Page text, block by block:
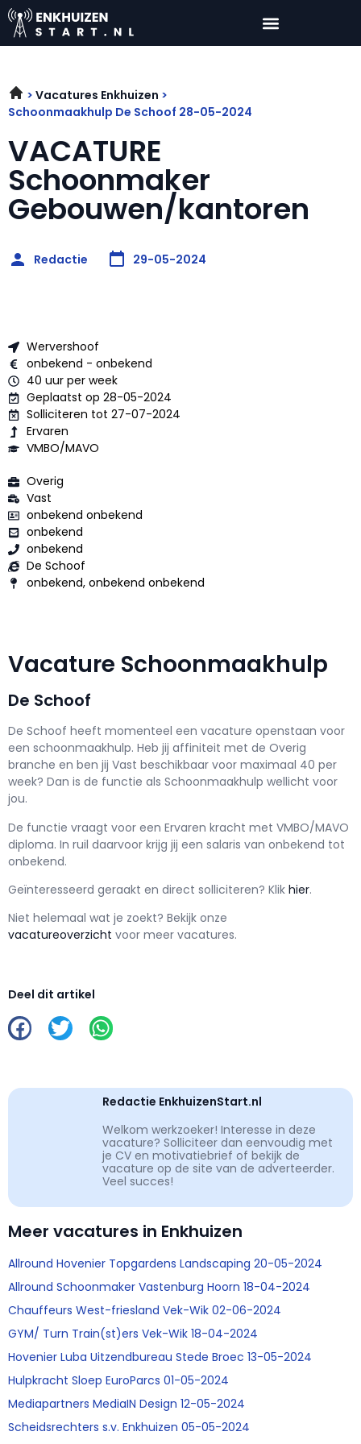
Vacatures Enkhuizen
Schoonmaakhulp De Schoof 28-05-2024
VACATURE
Schoonmaker
Gebouwen/kantoren
Redactie 29-05-2024
Wervershoof
onbekend - onbekend
40 uur per week
Geplaatst op 28-05-2024
Solliciteren tot 27-07-2024
Ervaren
VMBO/MAVO
Overig
Vast
onbekend onbekend
onbekend
onbekend
De Schoof
onbekend, onbekend onbekend
Vacature Schoonmaakhulp
De Schoof
De Schoof heeft momenteel een vacature openstaan voor
een schoonmaakhulp. Heb jij affiniteit met de Overig
branche en ben jij Vast beschikbaar voor maximaal 40 per
week? Dan is de functie als Schoonmaakhulp wellicht voor
jou.
De functie vraagt voor een Ervaren kracht met VMBO/MAVO
diploma. In ruil daarvoor krijg jij een salaris van onbekend tot
onbekend.
Geïnteresseerd geraakt en direct solliciteren? Klik hier.
Niet helemaal wat je zoekt? Bekijk onze
vacatureoverzicht voor meer vacatures.
Deel dit artikel
Redactie EnkhuizenStart.nl
Welkom werkzoeker! Interesse in deze
vacature? Solliciteer dan eenvoudig met
je CV en motivatiebrief of bekijk de
vacature op de site van de adverteerder.
Veel succes!
Meer vacatures in Enkhuizen
Allround Hovenier Topgardens Landscaping 20-05-2024
Allround Schoonmaker Vastenburg Hoorn 18-04-2024
Chauffeurs West-friesland Vek-Wik 02-06-2024
GYM/ Turn Train(st)ers Vek-Wik 18-04-2024
Hovenier Luba Uitzendbureau Stede Broec 13-05-2024
Hulpkracht Sloep EuroParcs 01-05-2024
Mediapartners MediaIN Design 12-05-2024
Scheidsrechters s.v. Enkhuizen 05-05-2024